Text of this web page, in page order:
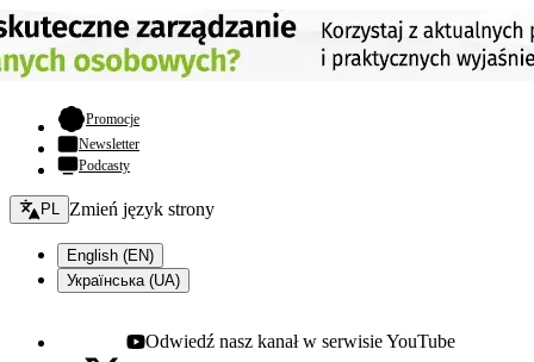
Promocje- otwiera się w nowej karcie
Newsletter
Podcasty
Zmień język - bieżący:
PL Zmień język strony
English (EN)
Українська (UA)
Youtube - otwiera się w nowej karcie
Odwiedź nasz kanał w serwisie YouTube